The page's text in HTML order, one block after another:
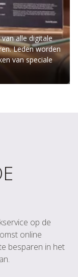
alle digitale
Leden worden
van speciale
op de
online
besparen in het